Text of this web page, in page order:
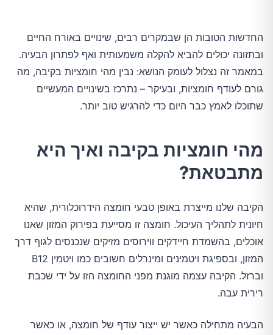
החדשות הטובות הן שבמקרים רבים, שינויים באורח החיים
ובתזונה יכולים להביא להקלה משמעותית ואף לפתרון הבעיה.
במאמר זה נצלול לעומק הנושא: נבין מהי חומציות בקיבה, מה
גורם לעודף חומציות, ובעיקר – נתרכז בשינויים המעשיים
שתוכלו לאמץ כבר היום כדי להרגיש טוב יותר.
מהי חומציות בקיבה ואיך היא
מתבטאת?
הקיבה שלנו מייצרת באופן טבעי חומצה הידרוכלורית, שהיא
חיונית לתהליך העיכול. חומצה זו מסייעת בפירוק המזון שאנו
אוכלים, בהשמדת חיידקים ווירוסים מזיקים שנכנסים לגוף דרך
המזון, ובספיגת ויטמינים ומינרלים חשובים כמו ויטמין B12
וברזל. הקיבה עצמה מוגנת מפני החומצה הזו על ידי שכבת
רירית עבה.
הבעיה מתחילה כאשר יש ייצור עודף של חומצה, או כאשר